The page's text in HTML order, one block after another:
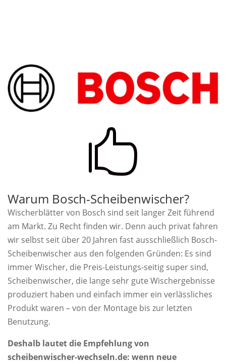

Warum Bosch-Scheibenwischer?
Wischerblätter von Bosch sind seit langer Zeit führend
am Markt. Zu Recht finden wir. Denn auch privat fahren
wir selbst seit über 20 Jahren fast ausschließlich Bosch-
Scheibenwischer aus den folgenden Gründen: Es sind
immer Wischer, die Preis-Leistungs-seitig super sind,
Scheibenwischer, die lange sehr gute Wischergebnisse
produziert haben und einfach immer ein verlässliches
Produkt waren – von der Montage bis zur letzten
Benutzung.
Deshalb lautet die Empfehlung von
scheibenwischer-wechseln.de: wenn neue